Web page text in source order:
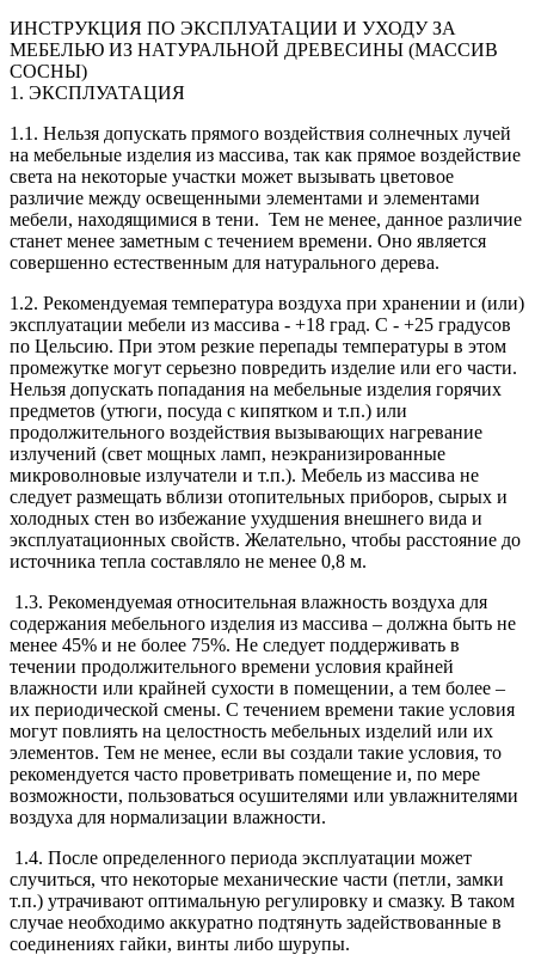
ИНСТРУКЦИЯ ПО ЭКСПЛУАТАЦИИ И УХОДУ ЗА
МЕБЕЛЬЮ ИЗ НАТУРАЛЬНОЙ ДРЕВЕСИНЫ (МАССИВ
СОСНЫ)
1. ЭКСПЛУАТАЦИЯ
1.1. Нельзя допускать прямого воздействия солнечных лучей
на мебельные изделия из массива, так как прямое воздействие
света на некоторые участки может вызывать цветовое
различие между освещенными элементами и элементами
мебели, находящимися в тени. Тем не менее, данное различие
станет менее заметным с течением времени. Оно является
совершенно естественным для натурального дерева.
1.2. Рекомендуемая температура воздуха при хранении и (или)
эксплуатации мебели из массива - +18 град. С - +25 градусов
по Цельсию. При этом резкие перепады температуры в этом
промежутке могут серьезно повредить изделие или его части.
Нельзя допускать попадания на мебельные изделия горячих
предметов (утюги, посуда с кипятком и т.п.) или
продолжительного воздействия вызывающих нагревание
излучений (свет мощных ламп, неэкранизированные
микроволновые излучатели и т.п.). Мебель из массива не
следует размещать вблизи отопительных приборов, сырых и
холодных стен во избежание ухудшения внешнего вида и
эксплуатационных свойств. Желательно, чтобы расстояние до
источника тепла составляло не менее 0,8 м.
1.3. Рекомендуемая относительная влажность воздуха для
содержания мебельного изделия из массива – должна быть не
менее 45% и не более 75%. Не следует поддерживать в
течении продолжительного времени условия крайней
влажности или крайней сухости в помещении, а тем более –
их периодической смены. С течением времени такие условия
могут повлиять на целостность мебельных изделий или их
элементов. Тем не менее, если вы создали такие условия, то
рекомендуется часто проветривать помещение и, по мере
возможности, пользоваться осушителями или увлажнителями
воздуха для нормализации влажности.
1.4. После определенного периода эксплуатации может
случиться, что некоторые механические части (петли, замки
т.п.) утрачивают оптимальную регулировку и смазку. В таком
случае необходимо аккуратно подтянуть задействованные в
соединениях гайки, винты либо шурупы.